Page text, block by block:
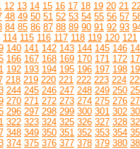
12 13 14 15 16 17 18 19 20 21
48 49 50 51 52 53 54 55 56 57
84 85 86 87 88 89 90 91 92 93
114 115 116 117 118 119 120 121
140 141 142 143 144 145 146
166 167 168 169 170 171 172
192 193 194 195 196 197 198
218 219 220 221 222 223 224
244 245 246 247 248 249 250
270 271 272 273 274 275 276
296 297 298 299 300 301 302
322 323 324 325 326 327 328
348 349 350 351 352 353 354
374 375 376 377 378 379 380